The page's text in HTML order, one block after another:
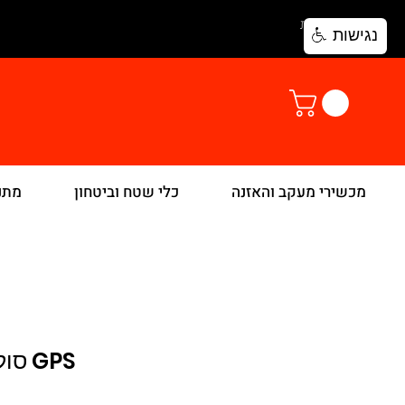
להתחברות
כלי שטח וביטחון מכשירי מעקב והאזנה
GPS סולארי מוגן מים
נגישות